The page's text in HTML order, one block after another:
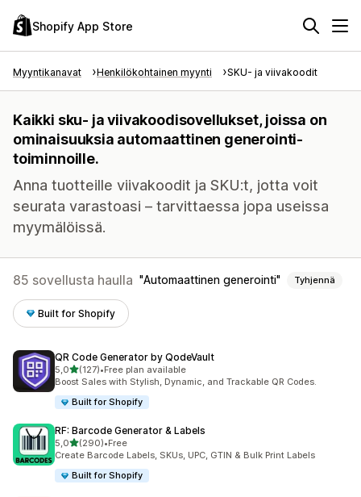
Shopify App Store
Myyntikanavat Henkilökohtainen myynti SKU- ja viivakoodit
Kaikki sku- ja viivakoodisovellukset, joissa on
ominaisuuksia automaattinen generointi-
toiminnoille.
Anna tuotteille viivakoodit ja SKU:t, jotta voit
seurata varastoasi – tarvittaessa jopa useissa
myymälöissä.
85 sovellusta haulla Automaattinen generointi Tyhjennä
Built for Shopify
QR Code Generator by QodeVault
5,0/ 5 tähteä
(127)
127 arvostelua yhteensä
•Free plan available
Boost Sales with Stylish, Dynamic, and Trackable QR Codes.
Built for Shopify
RF: Barcode Generator & Labels
5,0/ 5 tähteä
(290)
290 arvostelua yhteensä
•Free
Create Barcode Labels, SKUs, UPC, GTIN & Bulk Print Labels
Built for Shopify